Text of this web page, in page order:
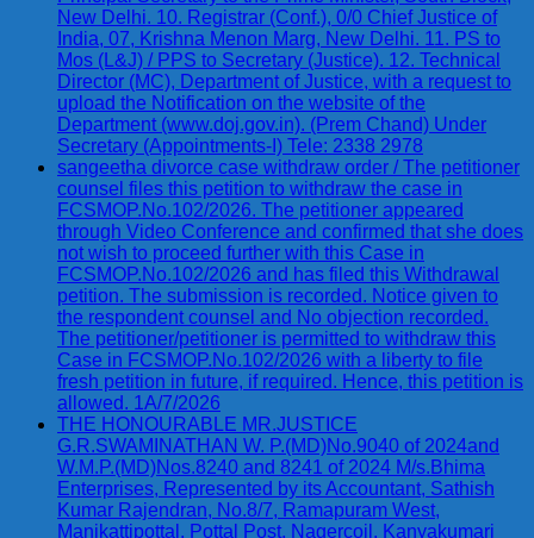
New Delhi. 10. Registrar (Conf.), 0/0 Chief Justice of
India, 07, Krishna Menon Marg, New Delhi. 11. PS to
Mos (L&J) / PPS to Secretary (Justice). 12. Technical
Director (MC), Department of Justice, with a request to
upload the Notification on the website of the
Department (www.doj.gov.in). (Prem Chand) Under
Secretary (Appointments-I) Tele: 2338 2978
sangeetha divorce case withdraw order / The petitioner
counsel files this petition to withdraw the case in
FCSMOP.No.102/2026. The petitioner appeared
through Video Conference and confirmed that she does
not wish to proceed further with this Case in
FCSMOP.No.102/2026 and has filed this Withdrawal
petition. The submission is recorded. Notice given to
the respondent counsel and No objection recorded.
The petitioner/petitioner is permitted to withdraw this
Case in FCSMOP.No.102/2026 with a liberty to file
fresh petition in future, if required. Hence, this petition is
allowed. 1A/7/2026
THE HONOURABLE MR.JUSTICE
G.R.SWAMINATHAN W. P.(MD)No.9040 of 2024and
W.M.P.(MD)Nos.8240 and 8241 of 2024 M/s.Bhima
Enterprises, Represented by its Accountant, Sathish
Kumar Rajendran, No.8/7, Ramapuram West,
Manikattipottal, Pottal Post, Nagercoil, Kanyakumari